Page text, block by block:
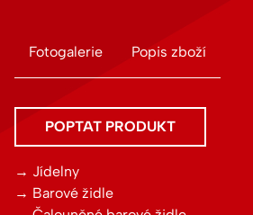
Fotogalerie Popis zboží
POPTAT PRODUKT
Jídelny
Barové židle
Telefon nebo e-mail
Vaše jméno